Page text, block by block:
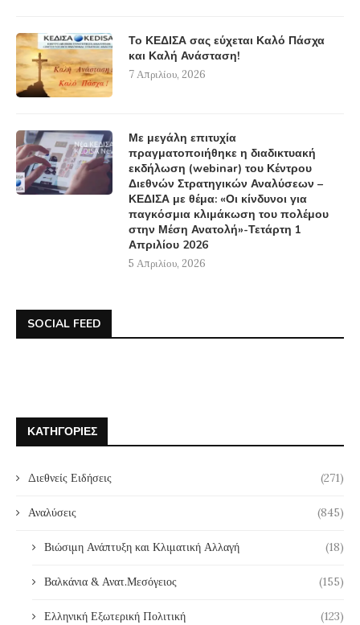
Το ΚΕΔΙΣΑ σας εύχεται Καλό Πάσχα
και Καλή Ανάσταση!
7 Απριλίου, 2026
Με μεγάλη επιτυχία
πραγματοποιήθηκε η διαδικτυακή
εκδήλωση (webinar) του Κέντρου
Διεθνών Στρατηγικών Αναλύσεων –
ΚΕΔΙΣΑ με θέμα: «Οι κίνδυνοι για
παγκόσμια κλιμάκωση του πολέμου
στην Μέση Ανατολή»-Τετάρτη 1
Απριλίου 2026
5 Απριλίου, 2026
SOCIAL FEED
ΚΑΤΗΓΟΡΊΕΣ
Διεθνείς Ειδήσεις (271)
Αναλύσεις (845)
Βιώσιμη Ανάπτυξη και Κλιματική Αλλαγή (18)
Βαλκάνια & Ανατ.Μεσόγειος (155)
Ελληνική Εξωτερική Πολιτική (123)